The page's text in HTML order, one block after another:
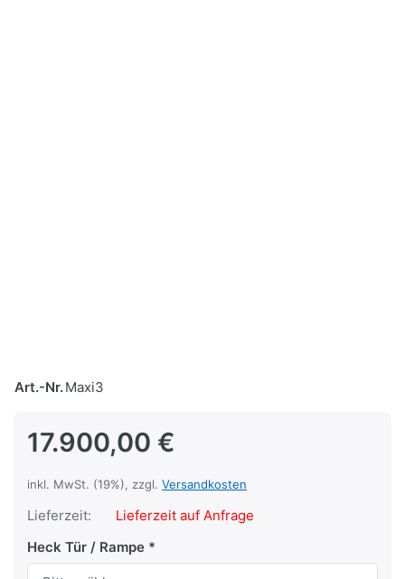
Art.-Nr.Maxi3
17.900,00 €
inkl. MwSt. (19%), zzgl. Versandkosten
Lieferzeit:
Lieferzeit auf Anfrage
Heck Tür / Rampe